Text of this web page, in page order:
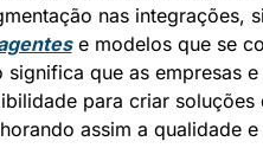
nas integrações,
e modelos que se
significa que as empresas
para criar soluções
assim a qualidade